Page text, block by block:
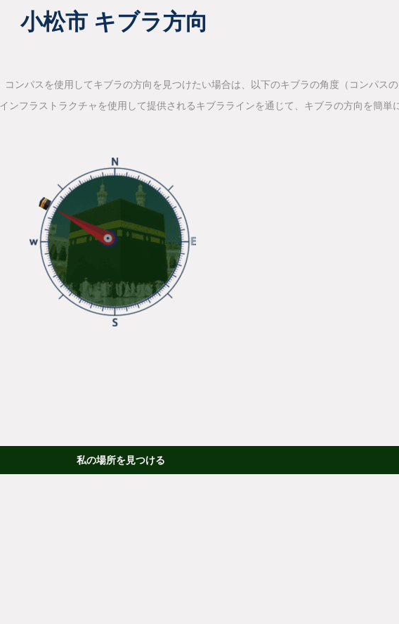
小松市 キブラ方向
ンパスを使用してキブラの方向を見つけたい場合は、以下のキブラの角度（コンパス
ンフラストラクチャを使用して提供されるキブララインを通じて、キブラの方向を簡単
私の場所を見つける